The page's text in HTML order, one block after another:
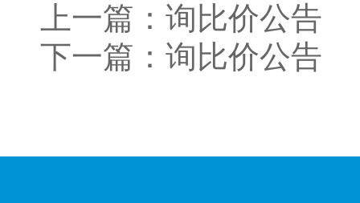
上一篇： 询比价公告
下一篇： 询比价公告